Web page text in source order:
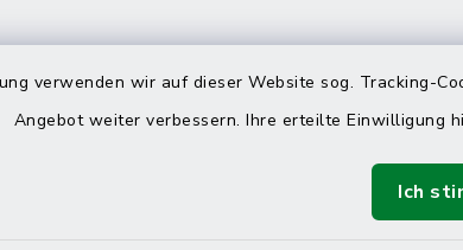
verwenden wir auf dieser Website sog. Tracking-
Angebot weiter verbessern. Ihre erteilte Einwilligung
Ich
direkte
Durchwahl
Montag - Donnerstag